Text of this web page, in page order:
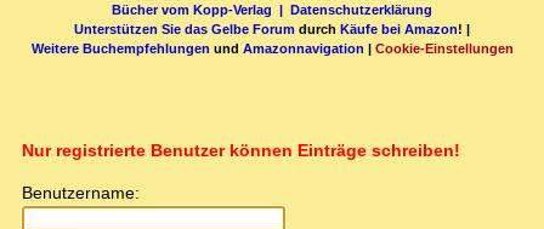
Bücher vom Kopp-Verlag | Datenschutzerklärung
Unterstützen Sie das Gelbe Forum durch Käufe bei Amazon! |
Weitere Buchempfehlungen und Amazonnavigation | Cookie-Einstellungen
Nur registrierte Benutzer können Einträge schreiben!
Benutzername: